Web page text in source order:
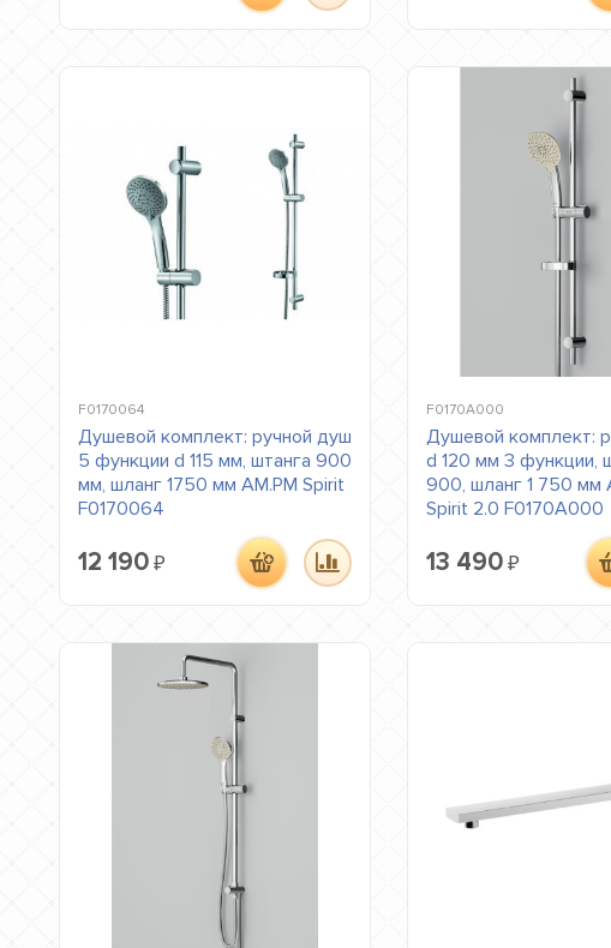
F0170064
Душевой комплект: ручной душ
5 функции d 115 мм, штанга 900
мм, шланг 1750 мм AM.PM Spirit
F0170064
12 190₽
F0170A000
Душевой комплект:
d 120 мм 3 функции,
900, шланг 1 750 мм
Spirit 2.0 F0170A000
13 490 ₽